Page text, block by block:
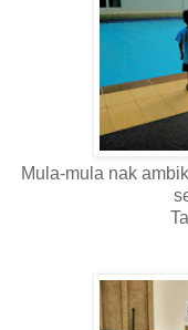
Mula-mula nak